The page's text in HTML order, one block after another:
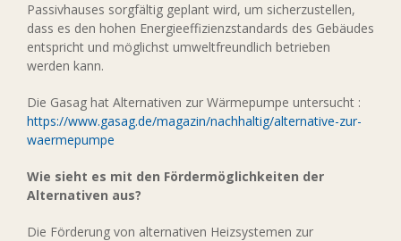
Passivhauses sorgfältig geplant wird, um sicherzustellen,
dass es den hohen Energieeffizienzstandards des Gebäudes
entspricht und möglichst umweltfreundlich betrieben
werden kann.
Die Gasag hat Alternativen zur Wärmepumpe untersucht :
https://www.gasag.de/magazin/nachhaltig/alternative-zur-
waermepumpe
Wie sieht es mit den Fördermöglichkeiten der
Alternativen aus?
Die Förderung von alternativen Heizsystemen zur